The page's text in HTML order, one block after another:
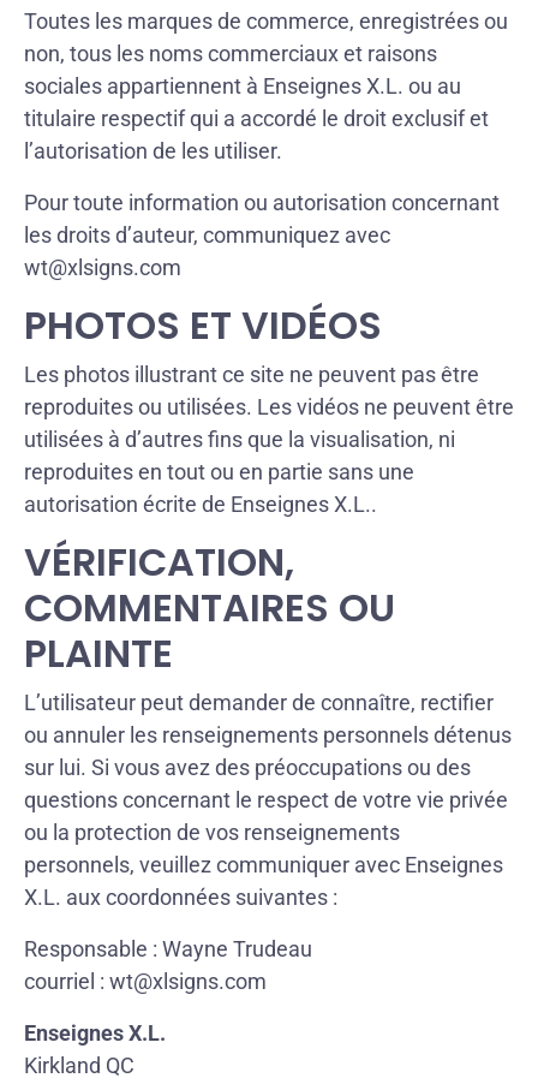
Toutes les marques de commerce, enregistrées ou
non, tous les noms commerciaux et raisons
sociales appartiennent à Enseignes X.L. ou au
titulaire respectif qui a accordé le droit exclusif et
l’autorisation de les utiliser.
Pour toute information ou autorisation concernant
les droits d’auteur, communiquez avec
wt@xlsigns.com
PHOTOS ET VIDÉOS
Les photos illustrant ce site ne peuvent pas être
reproduites ou utilisées. Les vidéos ne peuvent être
utilisées à d’autres fins que la visualisation, ni
reproduites en tout ou en partie sans une
autorisation écrite de Enseignes X.L..
VÉRIFICATION,
COMMENTAIRES OU
PLAINTE
L’utilisateur peut demander de connaître, rectifier
ou annuler les renseignements personnels détenus
sur lui. Si vous avez des préoccupations ou des
questions concernant le respect de votre vie privée
ou la protection de vos renseignements
personnels, veuillez communiquer avec Enseignes
X.L. aux coordonnées suivantes :
Responsable : Wayne Trudeau
courriel : wt@xlsigns.com
Enseignes X.L.
Kirkland QC